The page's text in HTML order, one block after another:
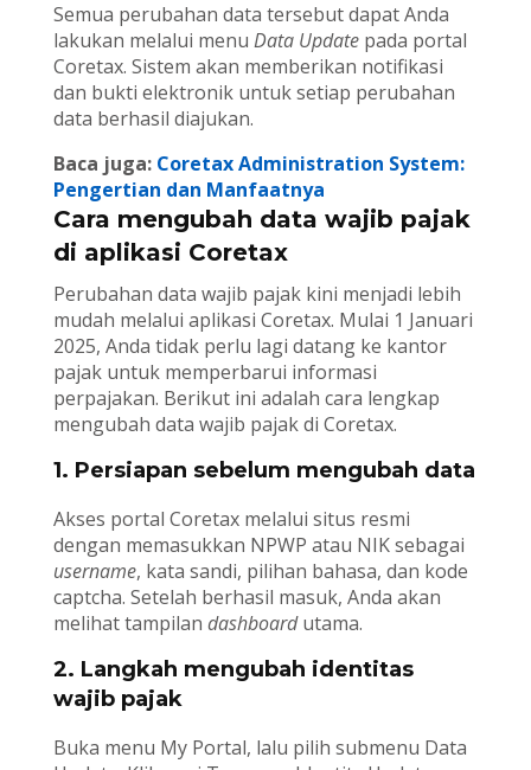
Semua perubahan data tersebut dapat Anda
lakukan melalui menu Data Updatepada portal
Coretax. Sistem akan memberikan notifikasi
dan bukti elektronik untuk setiap perubahan
data berhasil diajukan.
Baca juga: Coretax Administration System:
Pengertian dan Manfaatnya
Cara mengubah data wajib pajak
di aplikasi Coretax
Perubahan data wajib pajak kini menjadi lebih
mudah melalui aplikasi Coretax. Mulai 1 Januari
2025, Anda tidak perlu lagi datang ke kantor
pajak untuk memperbarui informasi
perpajakan. Berikut ini adalah cara lengkap
mengubah data wajib pajak di Coretax.
1. Persiapan sebelum mengubah data
Akses portal Coretax melalui situs resmi
dengan memasukkan NPWP atau NIK sebagai
username, kata sandi, pilihan bahasa, dan kode
captcha. Setelah berhasil masuk, Anda akan
melihat tampilan dashboardutama.
2. Langkah mengubah identitas
wajib pajak
Buka menu My Portal, lalu pilih submenu Data